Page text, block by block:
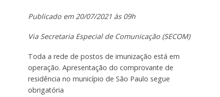
Publicado em 20/07/2021 às 09h
Via Secretaria Especial de Comunicação (SECOM)
Toda a rede de postos de imunização está em
operação. Apresentação do comprovante de
residência no município de São Paulo segue
obrigatória